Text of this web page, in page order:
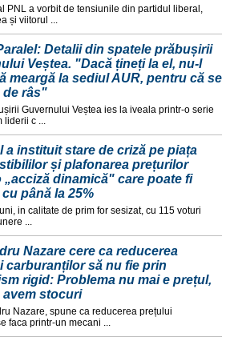
PNL a vorbit de tensiunile din partidul liberal,
și viitorul ...
Detalii din spatele prăbușirii
Veștea. "Dacă țineți la el, nu-l
meargă la sediul AUR, pentru că se
de râs"
Guvernului Veștea ies la iveala printr-o serie
liderii c ...
a instituit stare de criză pe piața
și plafonarea prețurilor
„acciză dinamică" care poate fi
până la 25%
in calitate de prim for sesizat, cu 115 voturi
...
Nazare cere ca reducerea
carburanților să nu fie prin
rigid: Problema nu mai e prețul,
avem stocuri
Nazare, spune ca reducerea prețului
faca printr-un mecani ...